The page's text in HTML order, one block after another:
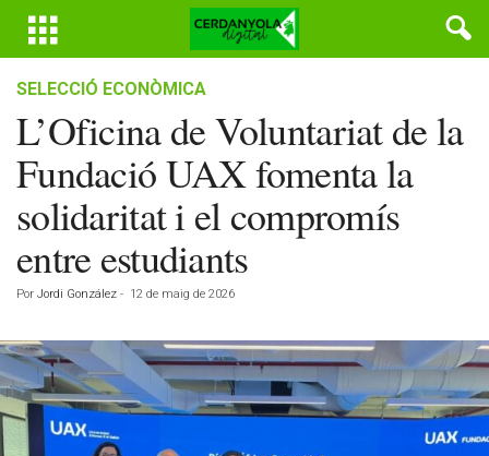
SELECCIÓ ECONÒMICA
L’Oficina de Voluntariat de la
Fundació UAX fomenta la
solidaritat i el compromís
entre estudiants
Por Jordi González - 12 de maig de 2026